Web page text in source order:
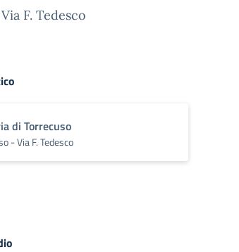
F. Tedesco
di Torrecuso
- Via F. Tedesco